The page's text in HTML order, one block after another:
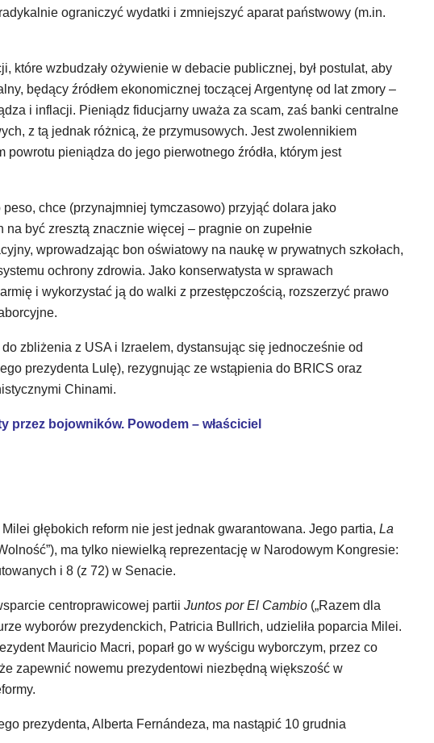
ograniczyć wydatki i zmniejszyć aparat państwowy (m.in.
które wzbudzały ożywienie w debacie publicznej, był postulat, aby
będący źródłem ekonomicznej toczącej Argentynę od lat zmory –
i inflacji. Pieniądz fiducjarny uważa za scam, zaś banki centralne
z tą jednak różnicą, że przymusowych. Jest zwolennikiem
powrotu pieniądza do jego pierwotnego źródła, którym jest
chce (przynajmniej tymczasowo) przyjąć dolara jako
być zresztą znacznie więcej – pragnie on zupełnie
wprowadzając bon oświatowy na naukę w prywatnych szkołach,
ochrony zdrowia. Jako konserwatysta w sprawach
i wykorzystać ją do walki z przestępczością, rozszerzyć prawo
zbliżenia z USA i Izraelem, dystansując się jednocześnie od
prezydenta Lulę), rezygnując ze wstąpienia do BRICS oraz
Chinami.
przez bojowników. Powodem – właściciel
głębokich reform nie jest jednak gwarantowana. Jego partia, La
ma tylko niewielką reprezentację w Narodowym Kongresie:
i 8 (z 72) w Senacie.
centroprawicowej partii Juntos por El Cambio(„Razem dla
wyborów prezydenckich, Patricia Bullrich, udzieliła poparcia Milei.
Mauricio Macri, poparł go w wyścigu wyborczym, przez co
zapewnić nowemu prezydentowi niezbędną większość w
prezydenta, Alberta Fernándeza, ma nastąpić 10 grudnia